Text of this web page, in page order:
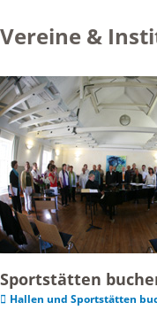
Vereine &
Sportstätten
Hallen und Sportstätten